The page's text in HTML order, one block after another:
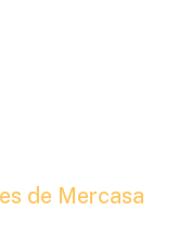
de Mercasa